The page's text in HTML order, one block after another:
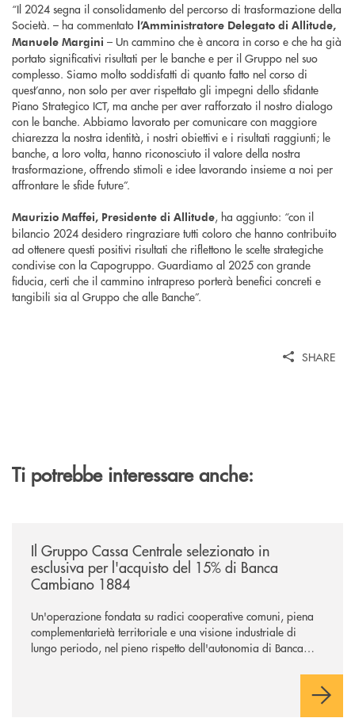
“Il 2024 segna il consolidamento del percorso di trasformazione della
Società. – ha commentato l’Amministratore Delegato di Allitude,
Manuele Margini – Un cammino che è ancora in corso e che ha già
portato significativi risultati per le banche e per il Gruppo nel suo
complesso. Siamo molto soddisfatti di quanto fatto nel corso di
quest’anno, non solo per aver rispettato gli impegni dello sfidante
Piano Strategico ICT, ma anche per aver rafforzato il nostro dialogo
con le banche. Abbiamo lavorato per comunicare con maggiore
chiarezza la nostra identità, i nostri obiettivi e i risultati raggiunti; le
banche, a loro volta, hanno riconosciuto il valore della nostra
trasformazione, offrendo stimoli e idee lavorando insieme a noi per
affrontare le sfide future”.
Maurizio Maffei, Presidente di Allitude, ha aggiunto: “con il
bilancio 2024 desidero ringraziare tutti coloro che hanno contribuito
ad ottenere questi positivi risultati che riflettono le scelte strategiche
condivise con la Capogruppo. Guardiamo al 2025 con grande
fiducia, certi che il cammino intrapreso porterà benefici concreti e
tangibili sia al Gruppo che alle Banche”.
SHARE
Ti potrebbe interessare anche:
Il Gruppo Cassa Centrale selezionato in
esclusiva per l'acquisto del 15% di Banca
Cambiano 1884
Un'operazione fondata su radici cooperative comuni, piena
complementarietà territoriale e una visione industriale di
lungo periodo, nel pieno rispetto dell'autonomia di Banca
negoziazione esclusiva per la finalizzazione dell’operazione.